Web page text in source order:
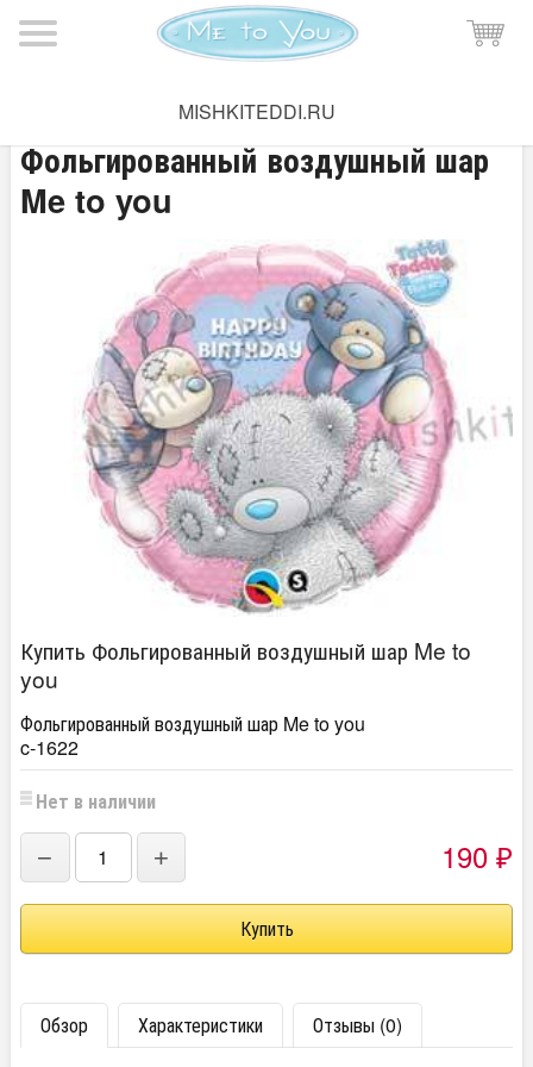
MISHKITEDDI.RU
Фольгированный воздушный шар
Me to you
Купить Фольгированный воздушный шар Me to
you
Фольгированный воздушный шар Me to you
c-1622
Нет в наличии
− + 190 ₽
Обзор Характеристики
Отзывы (0)